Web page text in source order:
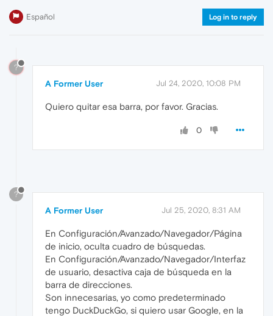
Español Log in to reply
?
A Former User Jul 24, 2020, 10:08 PM
Quiero quitar esa barra, por favor. Gracias.
0
?
A Former User Jul 25, 2020, 8:31 AM
En Configuración/Avanzado/Navegador/Página
de inicio, oculta cuadro de búsquedas.
En Configuración/Avanzado/Navegador/Interfaz
de usuario, desactiva caja de búsqueda en la
barra de direcciones.
Son innecesarias, yo como predeterminado
tengo DuckDuckGo, si quiero usar Google, en la